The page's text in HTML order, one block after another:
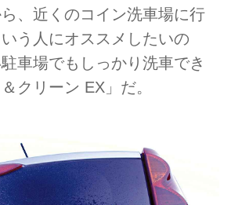
、近くのコイン洗車場に行
う人にオススメしたいの
車場でもしっかり洗車でき
クリーン EX」だ。